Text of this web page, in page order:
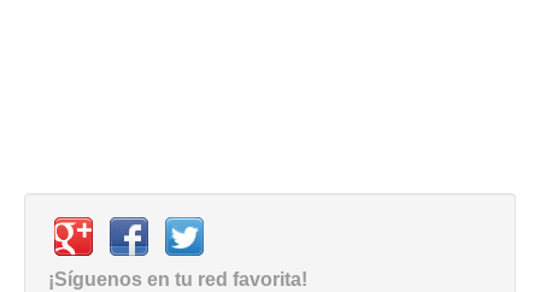
¡Síguenos en tu red favorita!